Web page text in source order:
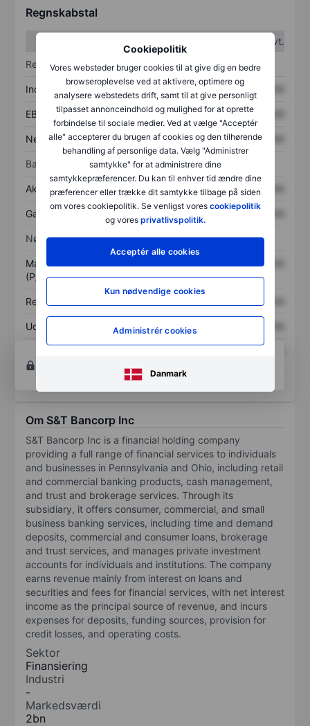
Cookiepolitik
Vores websteder bruger cookies til at give dig en bedre
browseroplevelse ved at aktivere, optimere og
analysere webstedets drift, samt til at give personligt
tilpasset annonceindhold og mulighed for at oprette
forbindelse til sociale medier. Ved at vælge "Acceptér
alle" accepterer du brugen af cookies og den tilhørende
behandling af personlige data. Vælg "Administrer
samtykke" for at administrere dine
samtykkepræferencer. Du kan til enhver tid ændre dine
præferencer eller trække dit samtykke tilbage på siden
om vores cookiepolitik. Se venligst vores cookiepolitik
og vores privatlivspolitik.
Acceptér alle cookies
Kun nødvendige cookies
Administrér cookies
Danmark
Regnskabstal
2. kvt.
Resultatopgørelse
Indtægter XXXXXXX XXXXXXX
EBITDA XXXXXXX XXXXXXX
Nettoresultat XXXXXXX XXXXXXX
Balance
Aktiver i alt XXXXXXX XXXXXXX
Gæld XXXXXXX
Nøgletal
Markedsværdi/omsætning
(P/S)
XXXXXXX
Resultat pr. aktie (EPS) XXXXXXX
Udbytte pr. aktie XXXXXXX
Opret konto
og analyse værktøjer.
Om S&T Bancorp Inc
S&T Bancorp Inc is a financial holding company
providing a full range of financial services to individuals
and businesses in Pennsylvania and Ohio, including retail
and commercial banking products, cash management,
and trust and brokerage services. Through its
subsidiary, it offers consumer, commercial, and small
business banking services, including time and demand
deposits, commercial and consumer loans, brokerage
and trust services, and manages private investment
accounts for individuals and institutions. The company
earns revenue mainly from interest on loans and
securities and fees for financial services, with net interest
income as the principal source of revenue, and incurs
expenses for deposits, funding sources, provision for
credit losses, and operating costs.
Sektor
Finansiering
Industri
-
Markedsværdi
2bn